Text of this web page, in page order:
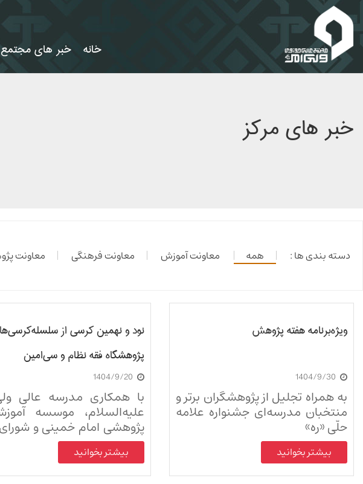
خانه خبر های مجتمع
خبر های مرکز
دسته بندی ها : همه معاونت آموزش معاونت فرهنگی معاونت
ویژه‌برنامه هفته پژوهش
1404/9/30
به همراه تجلیل از پژوهشگران برتر و
منتخبان مدرسه‌ای جشنواره علامه
حلّی «ره»
با حضور حجت الاسلام و المسلمین
ترکاشوند (معاونت پژوهش حوزه
علمیه قم) برگزار شد
بیشتر بخوانید
نود و نهمین کرسی از
پژوهشگاه فقه نظام و سی‌امین
پیش‌نشست همایش بین‌المللی علوم
انسانی اسلامی
1404/9/20
با همکاری مدرسه عالی
علیه‌السلام، موسسه
پژوهشی امام خمینی و
انقلاب فرهنگی برگزار می‌شود
بیشتر بخوانید